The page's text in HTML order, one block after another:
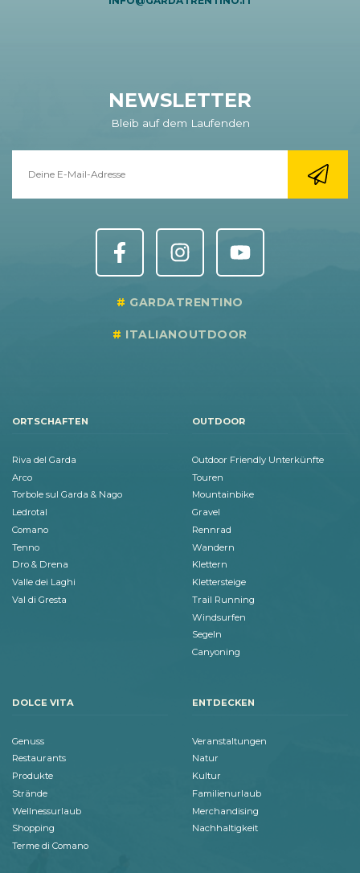
NEWSLETTER
Bleib auf dem Laufenden
GARDATRENTINO
ITALIANOUTDOOR
ORTSCHAFTEN
Riva del Garda
Arco
Torbole sul Garda & Nago
Ledrotal
Comano
Tenno
Dro & Drena
Valle dei Laghi
Val di Gresta
OUTDOOR
Outdoor Friendly Unterkünfte
Touren
Mountainbike
Gravel
Rennrad
Wandern
Klettern
Klettersteige
Trail Running
Windsurfen
Segeln
Canyoning
DOLCE VITA
Genuss
Restaurants
Produkte
Strände
Wellnessurlaub
Shopping
Terme di Comano
ENTDECKEN
Veranstaltungen
Natur
Kultur
Familienurlaub
Merchandising
Nachhaltigkeit